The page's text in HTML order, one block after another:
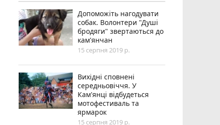
Допоможіть нагодувати
собак. Волонтери "Душі
бродяги" звертаються до
кам'янчан
15 серпня 2019 р.
Вихідні сповнені
середньовіччя. У
Кам'янці відбудеться
мотофестиваль та
ярмарок
15 серпня 2019 р.